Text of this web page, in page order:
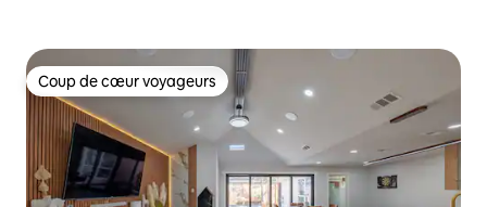
Coup de cœur voyageurs
Coup de cœur voyageurs